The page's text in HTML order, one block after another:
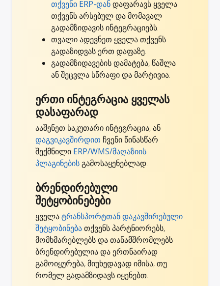
თქვენი ERP-დანდაფარავს ყველა
თქვენს არსებულ და მომავალ
გადამზიდავის ინტეგრაციებს.
თვალი ადევნეთ ყველა თქვენს
გადაზიდვას ერთ დაფაზე.
გადამზიდავების დამატება, წაშლა
ან შეცვლა სწრაფი და მარტივია.
ერთი ინტეგრაცია ყველას
დასაფარად
ააშენეთ საკუთარი ინტეგრაცია, ან
დაგვიკავშირდით ჩვენი წინასწარ
შექმნილი ERP/WMS/მაღაზიის
პლაგინებისგამოსაყენებლად.
ბრენდირებული
შეტყობინებები
ყველატრანსპორტთან დაკავშირებული
შეტყობინებათქვენს პარტნიორებს,
მომხმარებლებს და თანამშრომლებს
ბრენდირებულია და ერთნაირად
გამოიყურება, მიუხედავად იმისა, თუ
რომელ გადამზიდავს იყენებთ.